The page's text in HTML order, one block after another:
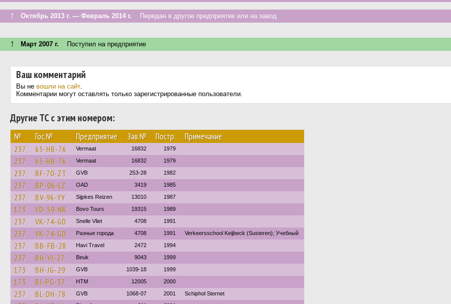
↑ Октябрь 2013 г. — Февраль 2014 г. Передан в другое предприятие или на завод
↑ Март 2007 г. Поступил на предприятие
Ваш комментарий
Вы не вошли на сайт.
Комментарии могут оставлять только зарегистрированные пользователи.
Другие ТС с этим номером:
№ Гос.№ Предприятие Зав.№ Постр. Примечание
237 65-HB-76 Vermaat 16832 1979
237 65-HB-76 Vermaat 16832 1979
237 BF-70-ZT GVB 253-28 1982
237 BP-06-LZ OAD 3419 1985
237 BV-96-YY Sijpkes Reizen 13010 1987
173 VD-59-NK Bovo Tours 19315 1989
237 VK-74-GD Snelle Vliet 4708 1991
237 VK-74-GD Разные города 4708 1991 Verkeersschool Keijbeck (Susteren); Учебный
237 BB-FB-28 Havi Travel 2472 1994
237 BH-VJ-27 Beuk 9043 1999
173 BH-JG-29 GVB 1039-18 1999
173 BJ-PG-37 HTM 12005 2000
237 BL-DH-78 GVB 1068-07 2001 Schiphol Sternet